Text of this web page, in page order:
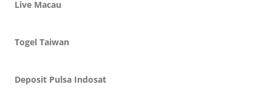
Live Macau
Togel Taiwan
Deposit Pulsa Indosat